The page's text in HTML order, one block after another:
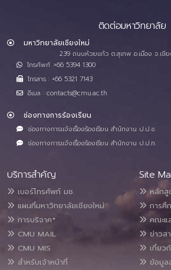
ติดต่อมหาวิทยาลัย
มหาวิทยาลัยเชียงใหม่
239 ถนนห้วยแก้ว ต.สุเทพ อ.เมือง จ.เชี
โทรศัพท์ :+66 5394 1300
โทรสาร : +66 5321 7143
อีเมล : contacts@cmu.ac.th
ช่องทางการร้องเรียน
ช่องทางการแจ้งเรื่องร้องเรียน สำนักงาน ป.ป.ช.
ช่องทางการแจ้งเรื่องร้องเรียน สำนักงาน ป.ป.ท.
บริการสำคัญ
เบอร์โทรศัพท์ มช.
แผนที่มหาวิทยาลัยเชียงใหม่
การบริจาค*
CMU MAIL
CMU MIS
สำหรับเจ้าหน้าที่
Site
หลักสู
การศึ
คณะแ
ข่าวส
เกี่ยว
ข้อมูล